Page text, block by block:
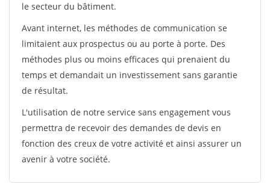
le secteur du bâtiment.
Avant internet, les méthodes de communication se
limitaient aux prospectus ou au porte à porte. Des
méthodes plus ou moins efficaces qui prenaient du
temps et demandait un investissement sans garantie
de résultat.
L'utilisation de notre service sans engagement vous
permettra de recevoir des demandes de devis en
fonction des creux de votre activité et ainsi assurer un
avenir à votre société.